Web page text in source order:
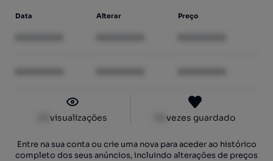
Data Alterar Preço
visualizações vezes guardado
Entre na sua conta ou crie uma nova para aceder ao histórico
completo dos seus anúncios, incluindo alterações de preços